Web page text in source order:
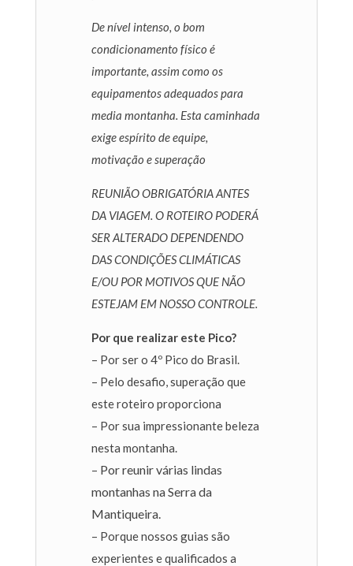
De nível intenso, o bom
condicionamento físico é
importante, assim como os
equipamentos adequados para
media montanha. Esta caminhada
exige espírito de equipe,
motivação e superação
REUNIÃO OBRIGATÓRIA ANTES
DA VIAGEM. O ROTEIRO PODERÁ
SER ALTERADO DEPENDENDO
DAS CONDIÇÕES CLIMÁTICAS
E/OU POR MOTIVOS QUE NÃO
ESTEJAM EM NOSSO CONTROLE.
Por que realizar este Pico?
– Por ser o 4º Pico do Brasil.
– Pelo desafio, superação que
este roteiro proporciona
– Por sua impressionante beleza
nesta montanha.
– Por reunir várias lindas
montanhas na Serra da
Mantiqueira.
– Porque nossos guias são
experientes e qualificados a